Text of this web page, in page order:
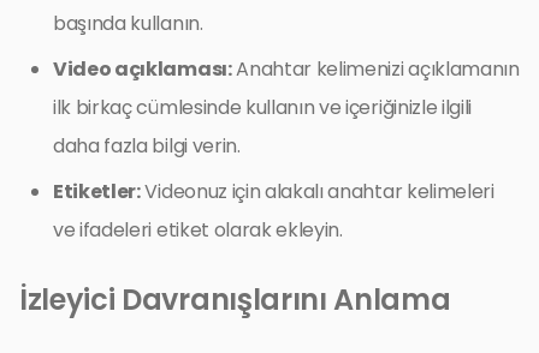
başında kullanın.
Video açıklaması:Anahtar kelimenizi açıklamanın
ilk birkaç cümlesinde kullanın ve içeriğinizle ilgili
daha fazla bilgi verin.
Etiketler:Videonuz için alakalı anahtar kelimeleri
ve ifadeleri etiket olarak ekleyin.
İzleyici Davranışlarını Anlama